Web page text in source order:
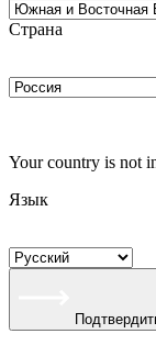
Страна
Your country is not
Язык